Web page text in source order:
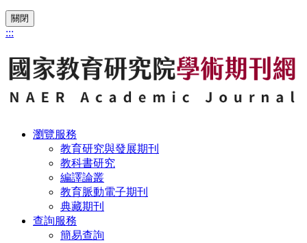
關閉
:::
瀏覽服務
教育研究與發展期刊
教科書研究
編譯論叢
教育脈動電子期刊
典藏期刊
查詢服務
簡易查詢